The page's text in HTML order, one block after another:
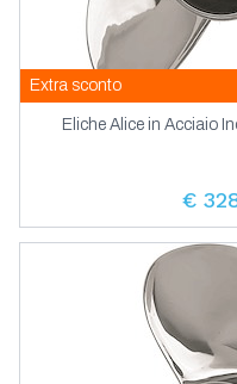
Extra sconto
Eliche Alice in Acciaio
€